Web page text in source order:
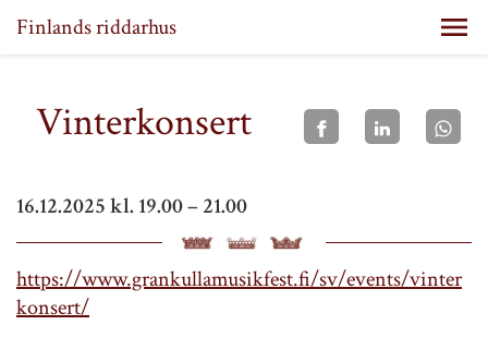
Finlands riddarhus
Vinterkonsert
16.12.2025 kl. 19.00 – 21.00
https://www.grankullamusikfest.fi/sv/events/vinter
konsert/